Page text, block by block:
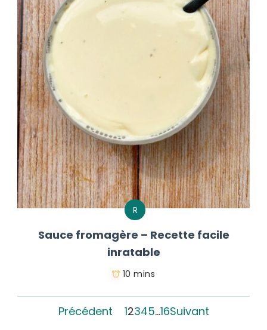
R
Sauce fromagère – Recette facile
inratable
10 mins
Précédent 12345…16Suivant